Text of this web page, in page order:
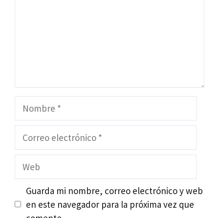
Nombre
Guarda mi nombre, correo electrónico y web
en este navegador para la próxima vez que